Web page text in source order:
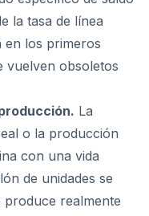
la tasa de línea
en los primeros
vuelven obsoletos
La
o la producción
con una vida
de unidades se
produce realmente